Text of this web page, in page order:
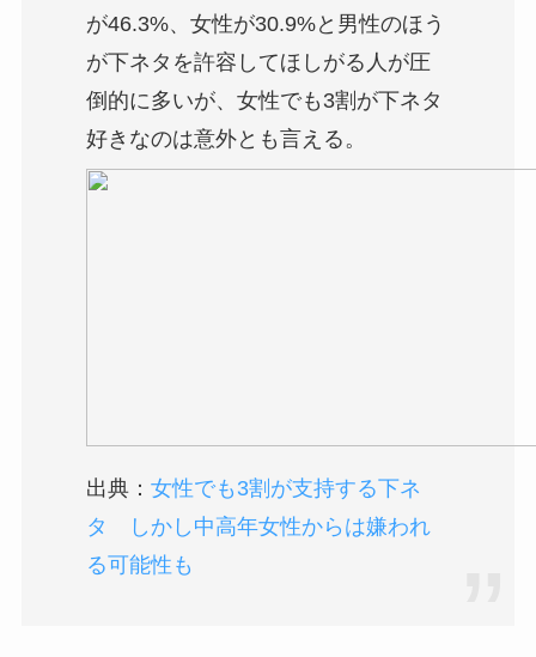
が46.3%、女性が30.9%と男性のほう
が下ネタを許容してほしがる人が圧
倒的に多いが、女性でも3割が下ネタ
好きなのは意外とも言える。
出典： 女性でも3割が支持する下ネ
タ しかし中高年女性からは嫌われ
る可能性も